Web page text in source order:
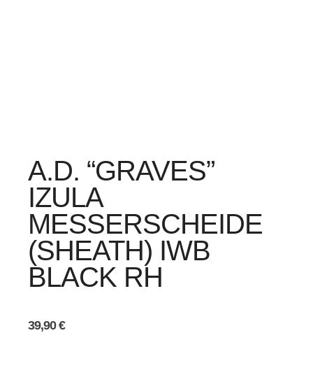
A.D. “GRAVES”
IZULA
MESSERSCHEIDE
(SHEATH) IWB
BLACK RH
39,90€